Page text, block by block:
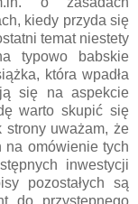
kiedy przyda się
temat niestety
typowo babskie
która wpadła
się na aspekcie
warto skupić się
strony uważam, że
na omówienie tych
inwestycji
pozostałych są